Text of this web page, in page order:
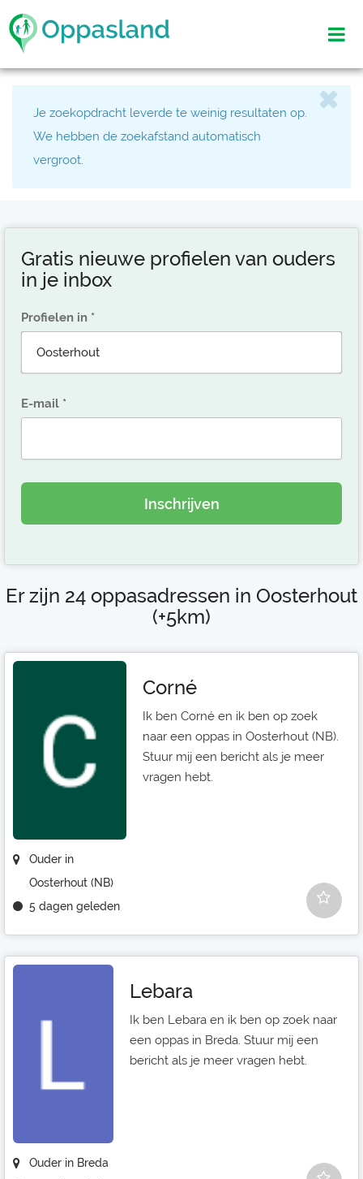
Je zoekopdracht leverde te weinig resultaten op.
We hebben de zoekafstand automatisch
vergroot.
Gratis nieuwe profielen van ouders
in je inbox
Profielen in
E-mail
Inschrijven
Er zijn 24 oppasadressen in Oosterhout
(+5km)
Ouder in
Oosterhout (NB)
5 dagen geleden
Corné
Ik ben Corné en ik ben op zoek
naar een oppas in Oosterhout (NB).
Stuur mij een bericht als je meer
vragen hebt.
Ouder in Breda
Lebara
Ik ben Lebara en ik ben op zoek naar
een oppas in Breda. Stuur mij een
bericht als je meer vragen hebt.